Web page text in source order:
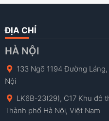
ĐỊA CHỈ
HÀ NỘI
133 Ngõ 1194 Đường
Nội
LK6B-23(29), C17 Khu đô
Thành phố Hà Nội, Việt Nam